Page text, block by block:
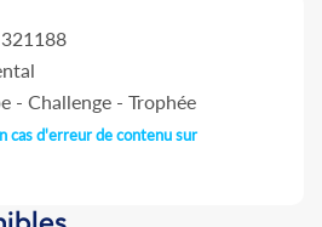
- Challenge - Trophée
cas d'erreur de contenu sur